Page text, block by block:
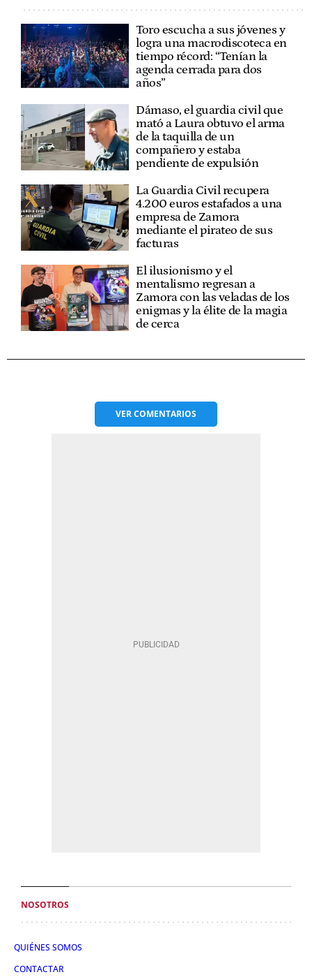
Toro escucha a sus jóvenes y
logra una macrodiscoteca en
tiempo récord: “Tenían la
agenda cerrada para dos
años”
Dámaso, el guardia civil que
mató a Laura obtuvo el arma
de la taquilla de un
compañero y estaba
pendiente de expulsión
La Guardia Civil recupera
4.200 euros estafados a una
empresa de Zamora
mediante el pirateo de sus
facturas
El ilusionismo y el
mentalismo regresan a
Zamora con las veladas de los
enigmas y la élite de la magia
de cerca
VERCOMENTARIOS
NOSOTROS
QUIÉNES SOMOS
CONTACTAR